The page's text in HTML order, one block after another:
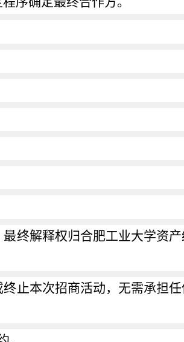
终解释权归合肥工业大学资
止本次招商活动，无需承担